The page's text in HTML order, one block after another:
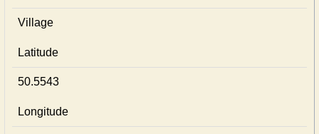
Village
Latitude
50.5543
Longitude